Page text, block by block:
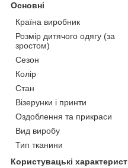
Основні
Країна виробник
Розмір дитячого одягу (за
зростом)
Сезон
Колір
Стан
Візерунки і принти
Оздоблення та прикраси
Вид виробу
Тип тканини
Користувацькі